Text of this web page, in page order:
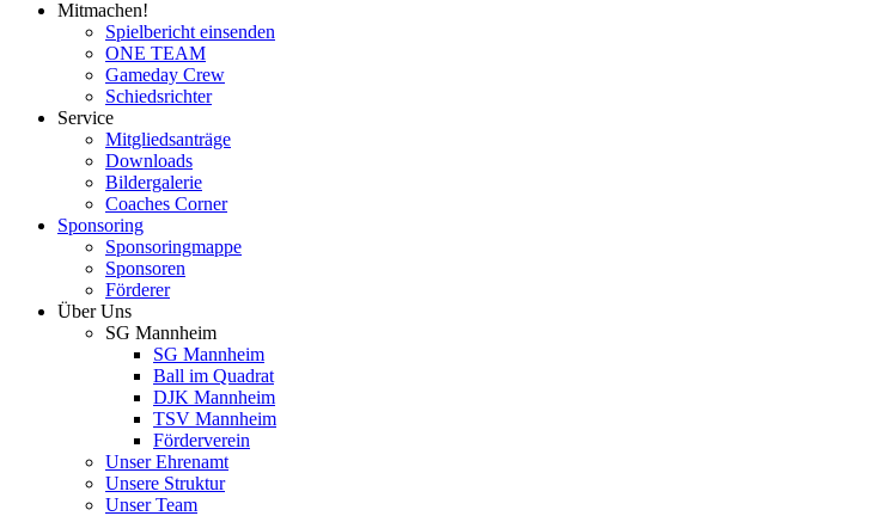
Mitmachen!
Spielbericht einsenden
ONE TEAM
Gameday Crew
Schiedsrichter
Service
Mitgliedsanträge
Downloads
Bildergalerie
Coaches Corner
Sponsoring
Sponsoringmappe
Sponsoren
Förderer
Über Uns
SG Mannheim
SG Mannheim
Ball im Quadrat
DJK Mannheim
TSV Mannheim
Förderverein
Unser Ehrenamt
Unsere Struktur
Unser Team